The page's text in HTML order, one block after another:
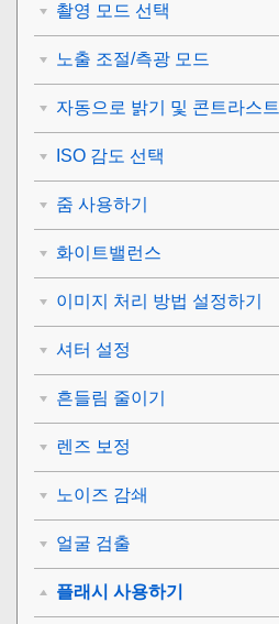
촬영 모드 선택
노출 조절/측광 모드
자동으로 밝기 및 콘트라스
ISO 감도 선택
줌 사용하기
화이트밸런스
이미지 처리 방법 설정하기
셔터 설정
흔들림 줄이기
렌즈 보정
노이즈 감쇄
얼굴 검출
플래시 사용하기